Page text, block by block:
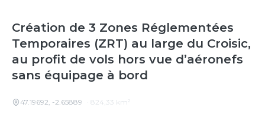
Création de 3 Zones Réglementées
Temporaires (ZRT) au large du Croisic,
au profit de vols hors vue d’aéronefs
sans équipage à bord
47.19692, -2.65889 824,33 km²